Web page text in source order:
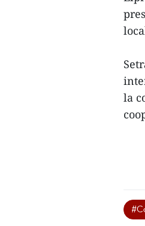
la